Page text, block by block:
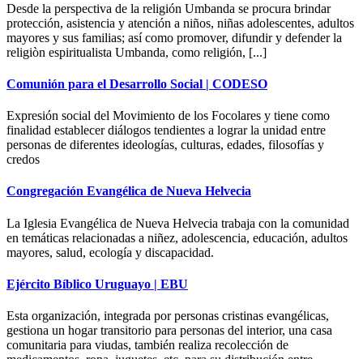
Desde la perspectiva de la religión Umbanda se procura brindar
protección, asistencia y atención a niños, niñas adolescentes, adultos
mayores y sus familias; así como promover, difundir y defender la
religiòn espiritualista Umbanda, como religión, [...]
Comunión para el Desarrollo Social | CODESO
Expresión social del Movimiento de los Focolares y tiene como
finalidad establecer diálogos tendientes a lograr la unidad entre
personas de diferentes ideologías, culturas, edades, filosofías y
credos
Congregación Evangélica de Nueva Helvecia
La Iglesia Evangélica de Nueva Helvecia trabaja con la comunidad
en temáticas relacionadas a niñez, adolescencia, educación, adultos
mayores, salud, ecología y discapacidad.
Ejército Bíblico Uruguayo | EBU
Esta organización, integrada por personas cristinas evangélicas,
gestiona un hogar transitorio para personas del interior, una casa
comunitaria para viudas, también realiza recolección de